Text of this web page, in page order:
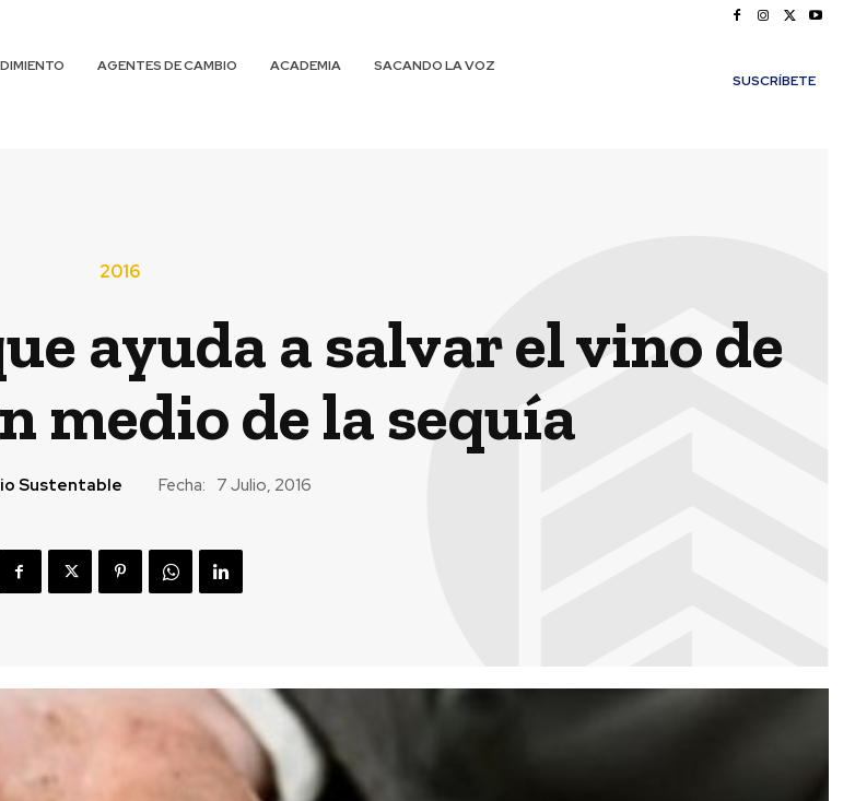
AGENTES DE CAMBIO ACADEMIA
SACANDO LA VOZ
SUSCRÍBETE
2016
ayuda a salvar el vino de
medio de la sequía
Sustentable Fecha: 7 Julio, 2016